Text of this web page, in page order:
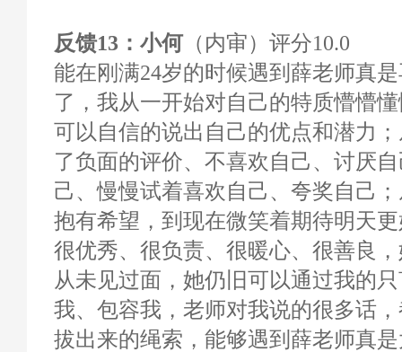
反馈13：小何（内审）评分10.0
能在刚满24岁的时候遇到薛老师真
了，我从一开始对自己的特质懵懵
可以自信的说出自己的优点和潜力
了负面的评价、不喜欢自己、讨厌
己、慢慢试着喜欢自己、夸奖自己
抱有希望，到现在微笑着期待明天
很优秀、很负责、很暖心、很善良
从未见过面，她仍旧可以通过我的
我、包容我，老师对我说的很多话
拔出来的绳索，能够遇到薛老师真